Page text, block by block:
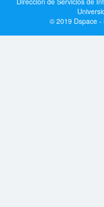
© 2019 Dspace -